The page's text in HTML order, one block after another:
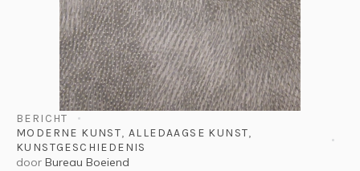
BERICHT
MODERNE KUNST,ALLEDAAGSE KUNST,
KUNSTGESCHIEDENIS
door Bureau Boeiend